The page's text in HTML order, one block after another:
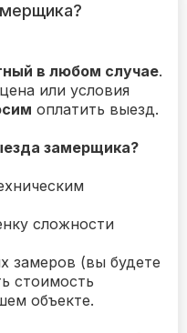
в любом случае.
или условия
оплатить выезд.
замерщика?
сложности
замеров (вы будете
стоимость
объекте.